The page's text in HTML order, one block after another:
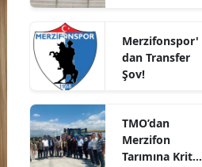
Denizli
Diyarbakır
Edirne
Elazığ
Ziyaret
Merzifonspor'
dan Transfer
Şov!
TMO’dan
Merzifon
Tarımına Kritik